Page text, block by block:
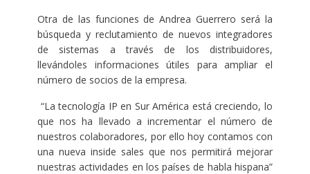
Otra de las funciones de Andrea Guerrero será la
búsqueda y reclutamiento de nuevos integradores
de sistemas a través de los distribuidores,
llevándoles informaciones útiles para ampliar el
número de socios de la empresa.
“La tecnología IP en Sur América está creciendo, lo
que nos ha llevado a incrementar el número de
nuestros colaboradores, por ello hoy contamos con
una nueva inside sales que nos permitirá mejorar
nuestras actividades en los países de habla hispana”